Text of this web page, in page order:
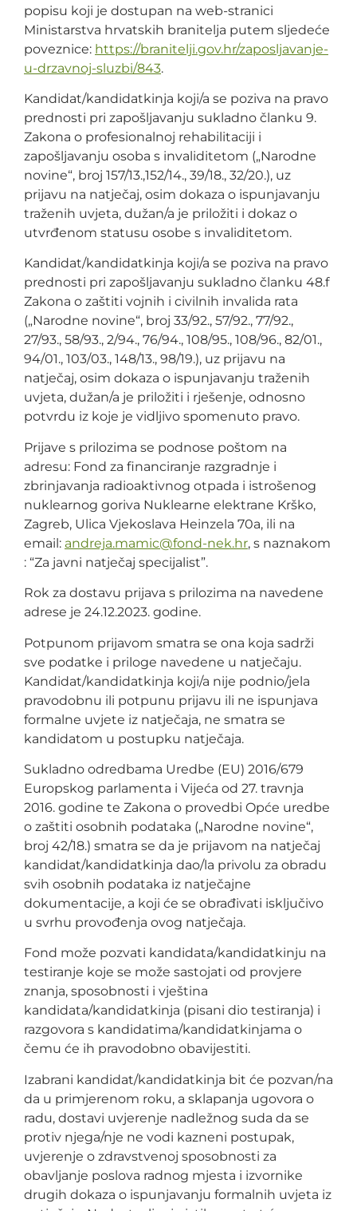
popisu koji je dostupan na web-stranici
Ministarstva hrvatskih branitelja putem sljedeće
poveznice: https://branitelji.gov.hr/zaposljavanje-
u-drzavnoj-sluzbi/843.
Kandidat/kandidatkinja koji/a se poziva na pravo
prednosti pri zapošljavanju sukladno članku 9.
Zakona o profesionalnoj rehabilitaciji i
zapošljavanju osoba s invaliditetom („Narodne
novine“, broj 157/13.,152/14., 39/18., 32/20.), uz
prijavu na natječaj, osim dokaza o ispunjavanju
traženih uvjeta, dužan/a je priložiti i dokaz o
utvrđenom statusu osobe s invaliditetom.
Kandidat/kandidatkinja koji/a se poziva na pravo
prednosti pri zapošljavanju sukladno članku 48.f
Zakona o zaštiti vojnih i civilnih invalida rata
(„Narodne novine“, broj 33/92., 57/92., 77/92.,
27/93., 58/93., 2/94., 76/94., 108/95., 108/96., 82/01.,
94/01., 103/03., 148/13., 98/19.), uz prijavu na
natječaj, osim dokaza o ispunjavanju traženih
uvjeta, dužan/a je priložiti i rješenje, odnosno
potvrdu iz koje je vidljivo spomenuto pravo.
Prijave s prilozima se podnose poštom na
adresu: Fond za financiranje razgradnje i
zbrinjavanja radioaktivnog otpada i istrošenog
nuklearnog goriva Nuklearne elektrane Krško,
Zagreb, Ulica Vjekoslava Heinzela 70a, ili na
email:
rh.ken-dnof
@cimam.ajerdna
, s naznakom
: “Za javni natječaj specijalist”.
Rok za dostavu prijava s prilozima na navedene
adrese je 24.12.2023. godine.
Potpunom prijavom smatra se ona koja sadrži
sve podatke i priloge navedene u natječaju.
Kandidat/kandidatkinja koji/a nije podnio/jela
pravodobnu ili potpunu prijavu ili ne ispunjava
formalne uvjete iz natječaja, ne smatra se
kandidatom u postupku natječaja.
Sukladno odredbama Uredbe (EU) 2016/679
Europskog parlamenta i Vijeća od 27. travnja
2016. godine te Zakona o provedbi Opće uredbe
o zaštiti osobnih podataka („Narodne novine“,
broj 42/18.) smatra se da je prijavom na natječaj
kandidat/kandidatkinja dao/la privolu za obradu
svih osobnih podataka iz natječajne
dokumentacije, a koji će se obrađivati isključivo
u svrhu provođenja ovog natječaja.
Fond može pozvati kandidata/kandidatkinju na
testiranje koje se može sastojati od provjere
znanja, sposobnosti i vještina
kandidata/kandidatkinja (pisani dio testiranja) i
razgovora s kandidatima/kandidatkinjama o
čemu će ih pravodobno obavijestiti.
Izabrani kandidat/kandidatkinja bit će pozvan/na
da u primjerenom roku, a sklapanja ugovora o
radu, dostavi uvjerenje nadležnog suda da se
protiv njega/nje ne vodi kazneni postupak,
uvjerenje o zdravstvenoj sposobnosti za
obavljanje poslova radnog mjesta i izvornike
drugih dokaza o ispunjavanju formalnih uvjeta iz